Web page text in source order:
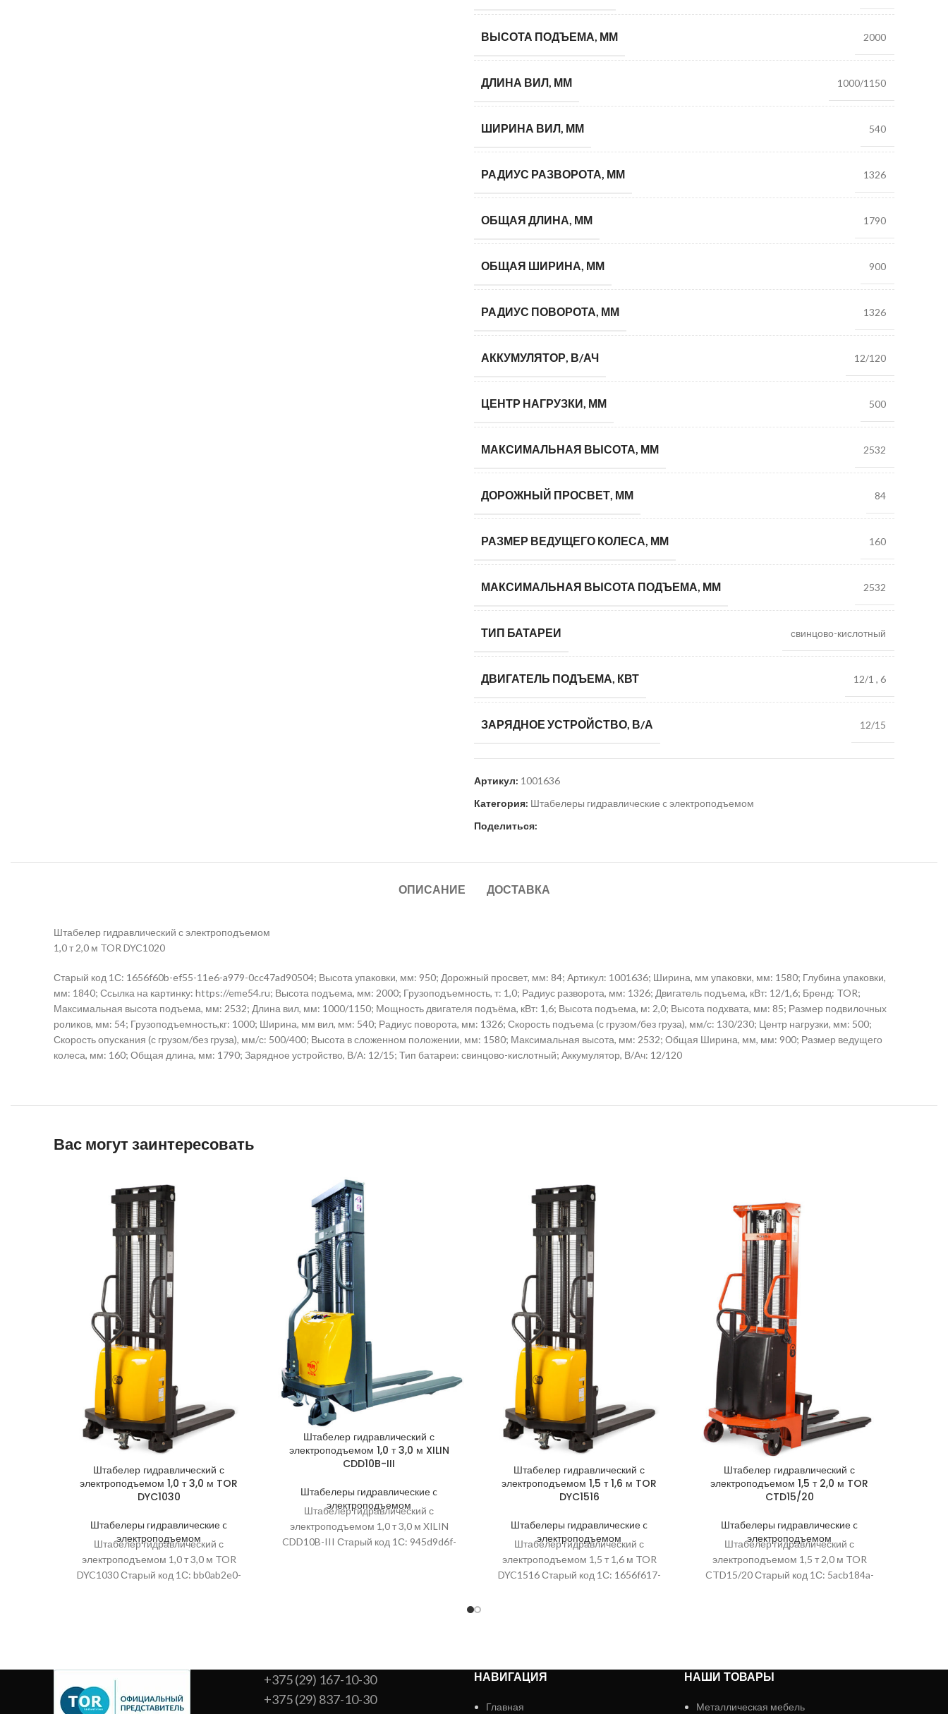
ВЫСОТА ПОДЪЕМА, ММ 2000
ДЛИНА ВИЛ, ММ 1000/1150
ШИРИНА ВИЛ, ММ 540
РАДИУС РАЗВОРОТА, ММ 1326
ОБЩАЯ ДЛИНА, ММ 1790
ОБЩАЯ ШИРИНА, ММ 900
РАДИУС ПОВОРОТА, ММ 1326
АККУМУЛЯТОР, В/АЧ 12/120
ЦЕНТР НАГРУЗКИ, ММ 500
МАКСИМАЛЬНАЯ ВЫСОТА, ММ 2532
ДОРОЖНЫЙ ПРОСВЕТ, ММ 84
РАЗМЕР ВЕДУЩЕГО КОЛЕСА, ММ 160
МАКСИМАЛЬНАЯ ВЫСОТА ПОДЪЕМА, ММ 2532
ТИП БАТАРЕИ свинцово-кислотный
ДВИГАТЕЛЬ ПОДЪЕМА, КВТ 12/1 , 6
ЗАРЯДНОЕ УСТРОЙСТВО, В/А 12/15
Артикул: 1001636
Категория: Штабелеры гидравлические c электроподъемом
Поделиться:
ОПИСАНИЕ ДОСТАВКА
Штабелер гидравлический с электроподъемом
1,0 т 2,0 м TOR DYC1020
Старый код 1С: 1656f60b-ef55-11e6-a979-0cc47ad90504; Высота упаковки, мм: 950; Дорожный просвет, мм: 84; Артикул: 1001636; Ширина, мм упаковки, мм: 1580; Глубина упаковки,
мм: 1840; Ссылка на картинку: https://eme54.ru; Высота подъема, мм: 2000; Грузоподъемность, т: 1,0; Радиус разворота, мм: 1326; Двигатель подъема, кВт: 12/1,6; Бренд: TOR;
Максимальная высота подъема, мм: 2532; Длина вил, мм: 1000/1150; Мощность двигателя подъёма, кВт: 1,6; Высота подъема, м: 2,0; Высота подхвата, мм: 85; Размер подвилочных
роликов, мм: 54; Грузоподъемность,кг: 1000; Ширина, мм вил, мм: 540; Радиус поворота, мм: 1326; Скорость подъема (с грузом/без груза), мм/с: 130/230; Центр нагрузки, мм: 500;
Скорость опускания (с грузом/без груза), мм/с: 500/400; Высота в сложенном положении, мм: 1580; Максимальная высота, мм: 2532; Общая Ширина, мм, мм: 900; Размер ведущего
колеса, мм: 160; Общая длина, мм: 1790; Зарядное устройство, В/А: 12/15; Тип батареи: свинцово-кислотный; Аккумулятор, В/Ач: 12/120
Вас могут заинтересовать
Штабелер гидравлический с
электроподъемом 1,0 т 3,0 м TOR
DYC1030
Штабелеры гидравлические c
электроподъемом
Штабелер гидравлический с
электроподъемом 1,0 т 3,0 м TOR
DYC1030 Старый код 1С: bb0ab2e0-
Штабелер гидравлический с
электроподъемом 1,0 т 3,0 м XILIN
CDD10B-III
Штабелеры гидравлические c
электроподъемом
Штабелер гидравлический с
электроподъемом 1,0 т 3,0 м XILIN
CDD10B-III Старый код 1С: 945d9d6f-
Штабелер гидравлический с
электроподъемом 1,5 т 1,6 м TOR
DYC1516
Штабелеры гидравлические c
электроподъемом
Штабелер гидравлический с
электроподъемом 1,5 т 1,6 м TOR
DYC1516 Старый код 1С: 1656f617-
Штабелер гидравлический с
электроподъемом 1,5 т 2,0 м TOR
CTD15/20
Штабелеры гидравлические c
электроподъемом
Штабелер гидравлический с
электроподъемом 1,5 т 2,0 м TOR
CTD15/20 Старый код 1С: 5acb184a-
+375 (29) 167-10-30
+375 (29) 837-10-30
НАВИГАЦИЯ
Главная
НАШИ ТОВАРЫ
Металлическая мебель